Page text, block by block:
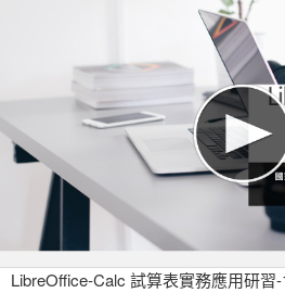
LibreOffice-Calc 試算表實務應用研習